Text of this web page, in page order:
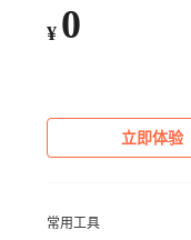
¥ 0
立即体验
常用工具